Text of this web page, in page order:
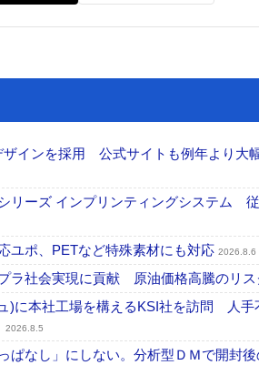
インを採用 公式サイトも例年より大
リーズ インプリンティングシステム
ユポ、PETなど特殊素材にも対応 2026.8.6
ラ社会実現に貢献 原油価格高騰のリス
)に本社工場を構えるKSI社を訪問 人
2026.8.5
ぱなし」にしない。分析型ＤＭで開封